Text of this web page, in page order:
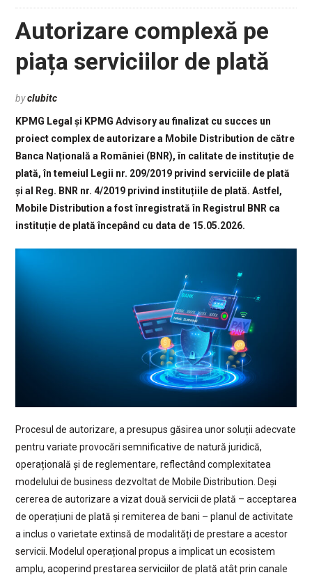
Autorizare complexă pe
piața serviciilor de plată
byclubitc
KPMG Legal și KPMG Advisory au finalizat cu succes un
proiect complex de autorizare a Mobile Distribution de către
Banca Națională a României (BNR), în calitate de instituție de
plată, în temeiul Legii nr. 209/2019 privind serviciile de plată
și al Reg. BNR nr. 4/2019 privind instituțiile de plată. Astfel,
Mobile Distribution a fost înregistrată în Registrul BNR ca
instituție de plată începând cu data de 15.05.2026.
Procesul de autorizare, a presupus găsirea unor soluții adecvate
pentru variate provocări semnificative de natură juridică,
operațională și de reglementare, reflectând complexitatea
modelului de business dezvoltat de Mobile Distribution. Deși
cererea de autorizare a vizat două servicii de plată – acceptarea
de operațiuni de plată și remiterea de bani – planul de activitate
a inclus o varietate extinsă de modalități de prestare a acestor
servicii. Modelul operațional propus a implicat un ecosistem
amplu, acoperind prestarea serviciilor de plată atât prin canale